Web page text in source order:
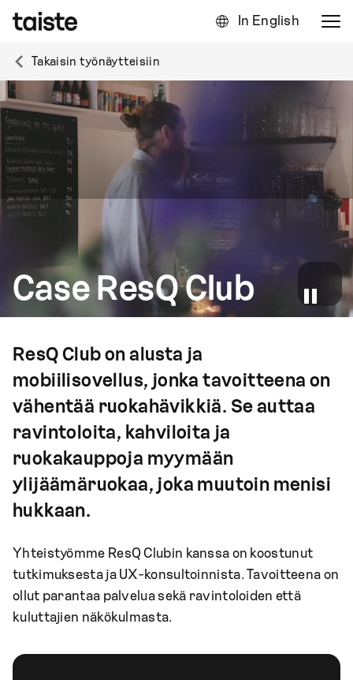
In English
Takaisin työnäytteisiin
Case ResQ Club
ResQ Club on alusta ja
mobiilisovellus, jonka tavoitteena on
vähentää ruokahävikkiä. Se auttaa
ravintoloita, kahviloita ja
ruokakauppoja myymään
ylijäämäruokaa, joka muutoin menisi
hukkaan.
Yhteistyömme ResQ Clubin kanssa on koostunut
tutkimuksesta ja UX-konsultoinnista. Tavoitteena on
ollut parantaa palvelua sekä ravintoloiden että
kuluttajien näkökulmasta.